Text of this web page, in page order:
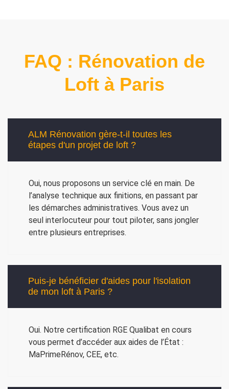
FAQ : Rénovation de
Loft à Paris
ALM Rénovation gère-t-il toutes les
étapes d'un projet de loft ?
Oui, nous proposons un service clé en main. De
l’analyse technique aux finitions, en passant par
les démarches administratives. Vous avez un
seul interlocuteur pour tout piloter, sans jongler
entre plusieurs entreprises.
Puis-je bénéficier d'aides pour l'isolation
de mon loft à Paris ?
Oui. Notre certification RGE Qualibat en cours
vous permet d’accéder aux aides de l’État :
MaPrimeRénov, CEE, etc.